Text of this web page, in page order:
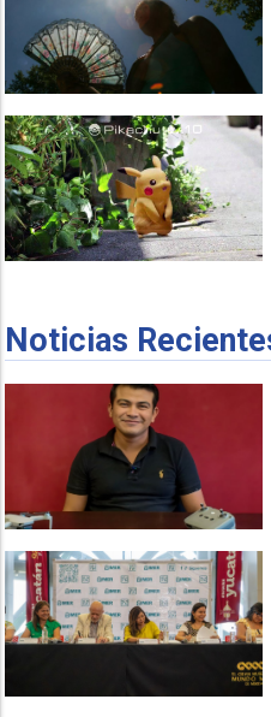
Noticias